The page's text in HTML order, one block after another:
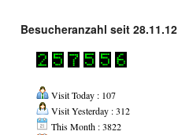
Besucheranzahl seit 28.11.12
Visit Today : 107
Visit Yesterday : 312
This Month : 3822